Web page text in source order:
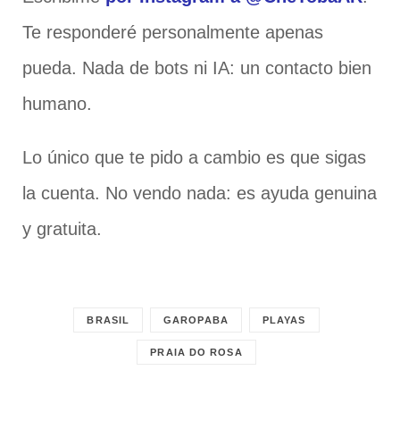
Te responderé personalmente apenas
pueda. Nada de bots ni IA: un contacto bien
humano.
Lo único que te pido a cambio es que sigas
la cuenta. No vendo nada: es ayuda genuina
y gratuita.
BRASIL GAROPABA PLAYAS
PRAIA DO ROSA